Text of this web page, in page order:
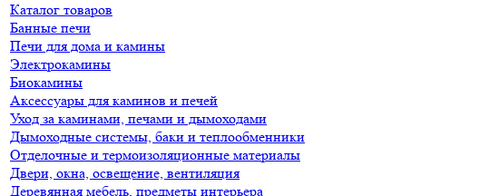
Каталог товаров
Банные печи
Печи для дома и камины
Электрокамины
Биокамины
Аксессуары для каминов и печей
Уход за каминами, печами и дымоходами
Дымоходные системы, баки и теплообменники
Отделочные и термоизоляционные материалы
Двери, окна, освещение, вентиляция
Деревянная мебель, предметы интерьера